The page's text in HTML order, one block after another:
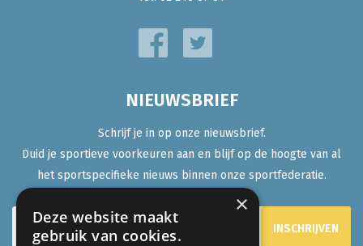
NIEUWSBRIEF
Schrijf je in op onze nieuwsbrief.
Duid je sportieve voorkeuren aan en blijf op de hoogte van al
het sportspecifieke nieuws binnen onze sportfederatie.
×
Deze website maakt
gebruik van cookies.